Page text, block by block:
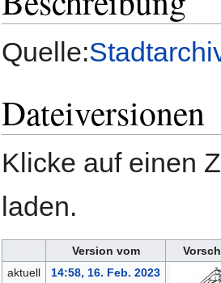
Quelle:
Dateiversionen
Klicke auf einen
laden.
Version vom
aktuell
14:58, 16. Feb. 2023